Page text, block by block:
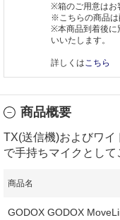
※箱のご用意はお
※こちらの商品は
※本商品到着後に
いいたします。
詳しくはこちら
商品概要
TX(送信機)およびワイ
で手持ちマイクとして
商品名
GODOX GODOX